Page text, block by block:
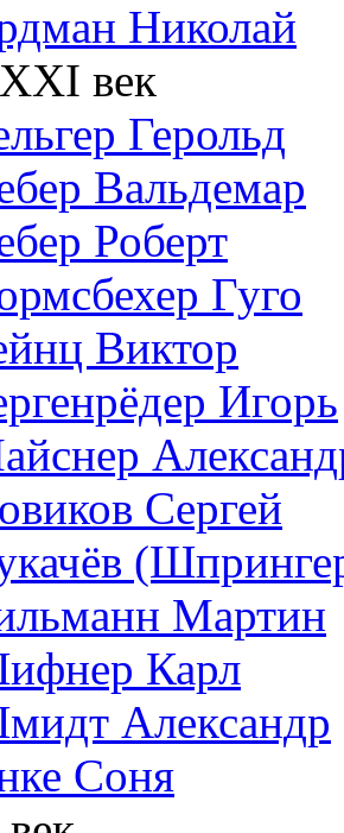
Николай
век
Герольд
Вальдемар
Роберт
Гуго
Виктор
Игорь
Сергей
Мартин
Карл
Александр
Соня